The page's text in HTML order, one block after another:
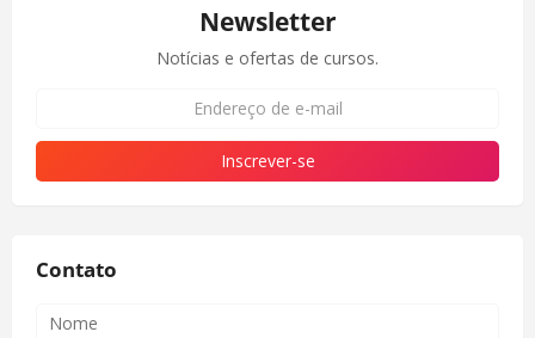
Newsletter
Notícias e ofertas de cursos.
Contato